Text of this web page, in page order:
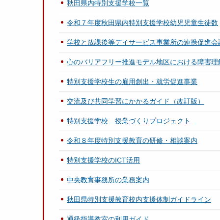
秋田県内特別支援学校一覧
令和７年度秋田県内特別支援学校幼児児童生徒数
学校と放課後等デイサービス事業所の連携促進会
心のバリアフリー推進モデル地区における障害
特別支援学校生の雇用創出・就労促進事業
交流及び共同学習にかかるガイド（改訂版）
特別支援学校 授業づくりプロジェクト
令和８年度特別支援教育の研修・相談案内
特別支援学校のICT活用
中央教育事務所の業務案内
秋田県特別支援教育校内支援体制ガイドライン